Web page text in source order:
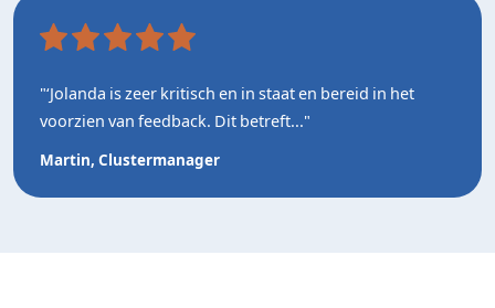
"‘Jolanda is zeer kritisch en in staat en bereid in het
voorzien van feedback. Dit betreft..."
Martin, Clustermanager